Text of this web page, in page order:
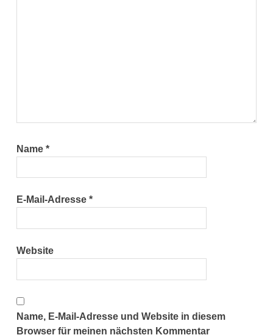
Name*
E-Mail-Adresse*
Website
Name, E-Mail-Adresse und Website in diesem
Browser für meinen nächsten Kommentar